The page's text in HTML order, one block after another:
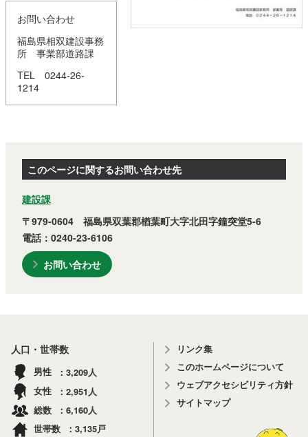
教育委員会 農業委員会 選挙
例規集
お問い合わせ
福島県相双建設事務
所 事業部道路課
TEL 0244-26-
1214
このページに関するお問い合わせ先
建設課
〒979-0604 福島県双葉郡楢葉町大字北田字鐘突堂5-6
電話：0240-23-6106
お問い合わせ
人口・世帯数
男性 3,209 人
女性
2,951 人
総数
6,160人
世帯数
3,135戸
リンク集
このホームページについて
ウェブアクセシビリティ方針
サイトマップ